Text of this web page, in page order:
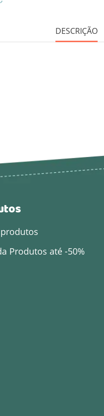
DESCRIÇÃO
Produtos até -50%